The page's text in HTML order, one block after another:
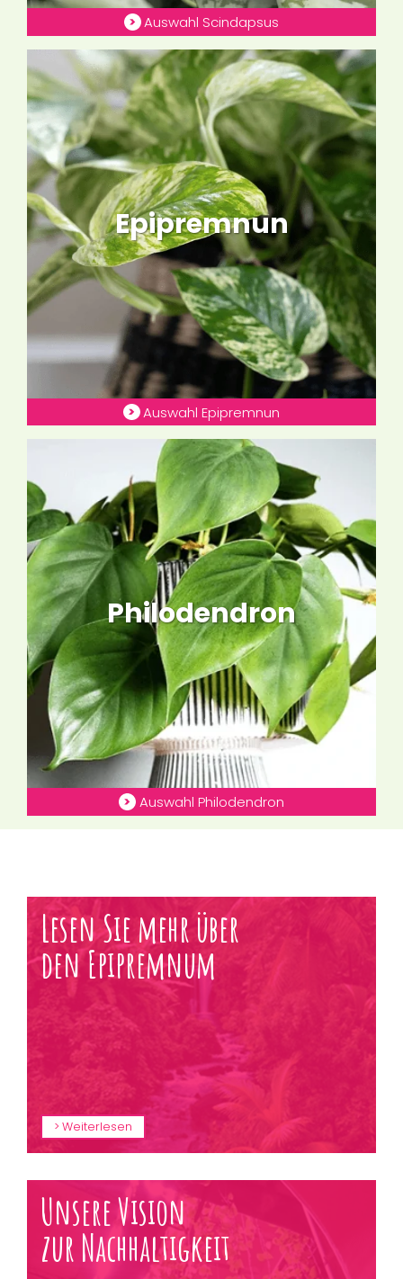
Auswahl Scindapsus
Epipremnun
Auswahl Epipremnun
Philodendron
Auswahl Philodendron
Lesen Sie mehr über
den Epipremnum
Weiterlesen
Unsere Vision
zur Nachhaltigkeit